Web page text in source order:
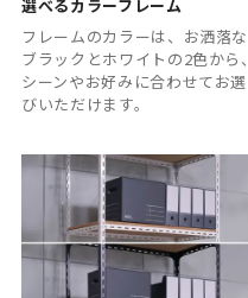
選べるカラーフレーム
フレームのカラーは、お洒落な
ブラックとホワイトの2色から、
シーンやお好みに合わせてお選
びいただけます。